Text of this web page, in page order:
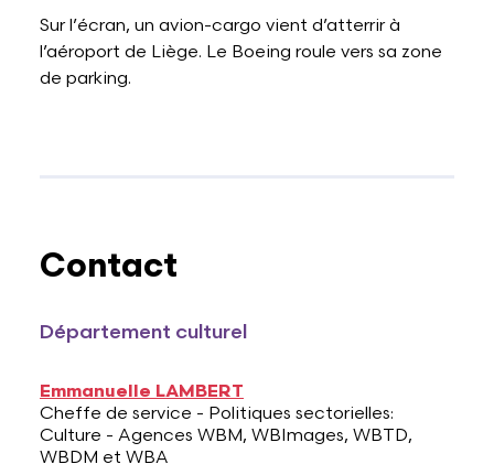
Sur l’écran, un avion-cargo vient d’atterrir à
l’aéroport de Liège. Le Boeing roule vers sa zone
de parking.
Contact
Département culturel
Emmanuelle LAMBERT
Cheffe de service - Politiques sectorielles:
Culture - Agences WBM, WBImages, WBTD,
WBDM et WBA